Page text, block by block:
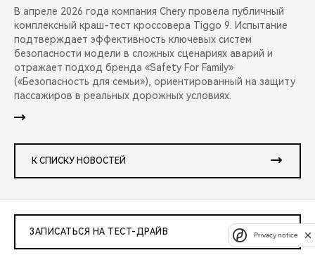
В апреле 2026 года компания Chery провела публичный
комплексный краш-тест кроссовера Tiggo 9. Испытание
подтверждает эффективность ключевых систем
безопасности модели в сложных сценариях аварий и
отражает подход бренда «Safety For Family»
(«Безопасность для семьи»), ориентированный на защиту
пассажиров в реальных дорожных условиях.
К СПИСКУ НОВОСТЕЙ
ЗАПИСАТЬСЯ НА ТЕСТ-ДРАЙВ Privacy notice